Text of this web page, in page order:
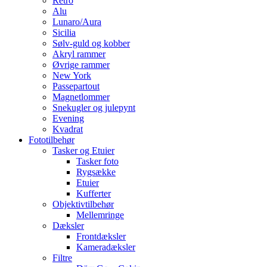
Alu
Lunaro/Aura
Sicilia
Sølv-guld og kobber
Akryl rammer
Øvrige rammer
New York
Passepartout
Magnetlommer
Snekugler og julepynt
Evening
Kvadrat
Fototilbehør
Tasker og Etuier
Tasker foto
Rygsække
Etuier
Kufferter
Objektivtilbehør
Mellemringe
Dæksler
Frontdæksler
Kameradæksler
Filtre